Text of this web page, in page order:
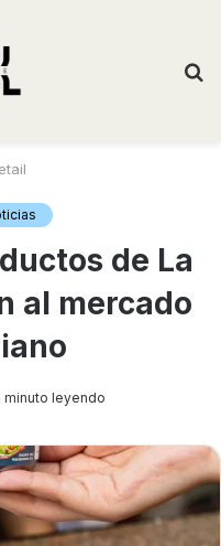
de La
al mercado
minuto leyendo